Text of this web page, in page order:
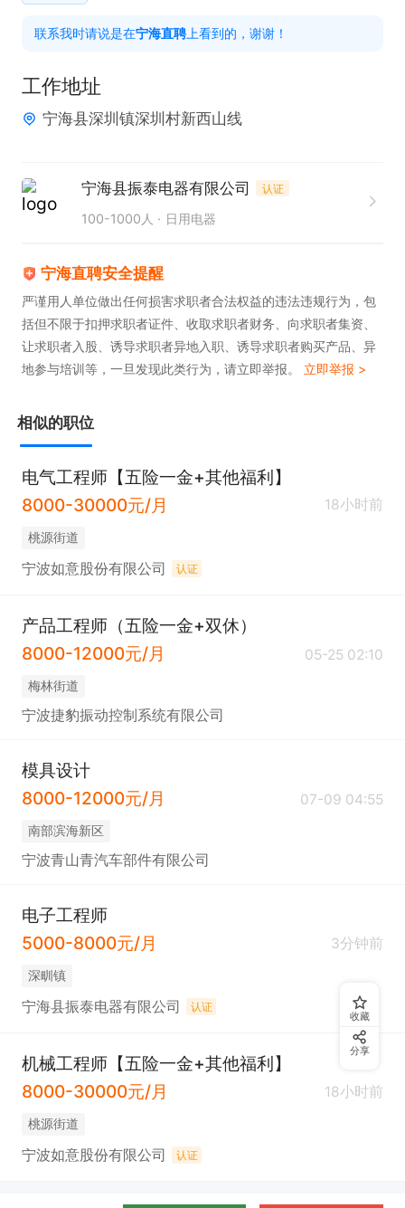
4、编制结构设计相关技术文档，精准完成产品 2D/3
D 图纸的绘制、版本管控、发放及归档；
零件打样验证、产品组装调试；主导结构评审，并牵
头工厂小批量试产阶段的结构相关试产工作，推动问
▶任职要求：
业优先；5 年及以上照明行业结构设计经验，有0-1产
品研发并落地量产的经验；
2、精通照明产品结构设计逻辑，熟悉塑料、五金等
常用材料特性及表面处理工艺（如喷油、电镀、丝印
原理与制造加工工艺，能从结构设计端规避量产风
险；
3、熟悉照明产品结构开发全流程（从设计到量
产），具备独立跟进项目、协调跨部门资源的能力；
面对试产/量产中的结构问题，能快速定位原因并输出
可落地的解决方案。
软件和专业软件.
5、为人正直、责任心强、忠诚敬业、严谨细致、逻
辑思维清晰、团队协作意识强。
作息时间：每周6天制（单休）
社保齐全，提供工作餐、免费住宿
员工生日会、节日礼品、团建活动
提供内部培训与晋升通道，优秀者可发展为管理岗位
▶工作地点
宁海县振泰电器有限公司（宁海县深甽镇新西山线）
备注“应聘结构工程师+姓名”
你的成长，也将被认真对待
联系我时请说是在宁海直聘 上看到的，谢谢！
工作地址
宁海县深圳镇深圳村新西山线
宁海县振泰电器有限公司 认证
100-1000人 日用电器
宁海直聘安全提醒
严谨用人单位做出任何损害求职者合法权益的违法违规行为，包
括但不限于扣押求职者证件、收取求职者财务、向求职者集资、
让求职者入股、诱导求职者异地入职、诱导求职者购买产品、异
地参与培训等，一旦发现此类行为，请立即举报。 立即举报 >
相似的职位
电气工程师【五险一金+其他福利】
8000-30000元/月
18小时前
桃源街道
宁波如意股份有限公司 认证
产品工程师（五险一金+双休）
8000-12000元/月
05-25 02:10
梅林街道
宁波捷豹振动控制系统有限公司
模具设计
8000-12000元/月
07-09 04:55
南部滨海新区
宁波青山青汽车部件有限公司
电子工程师
5000-8000元/月
3分钟前
深甽镇
宁海县振泰电器有限公司 认证
机械工程师【五险一金+其他福利】
8000-30000元/月
18小时前
桃源街道
宁波如意股份有限公司 认证
收藏
分享